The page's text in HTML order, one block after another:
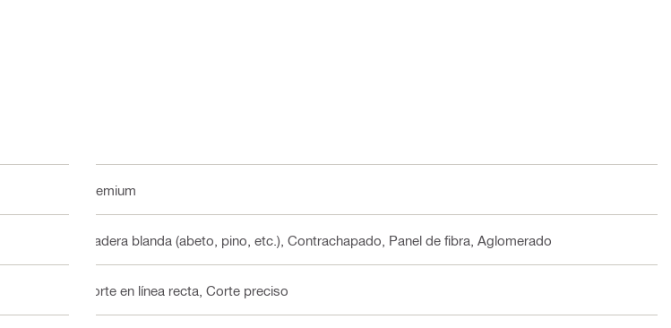
Premium
Madera blanda (abeto, pino, etc.), Contrachapado, Panel de fibra, Aglomerado
Corte en línea recta, Corte preciso